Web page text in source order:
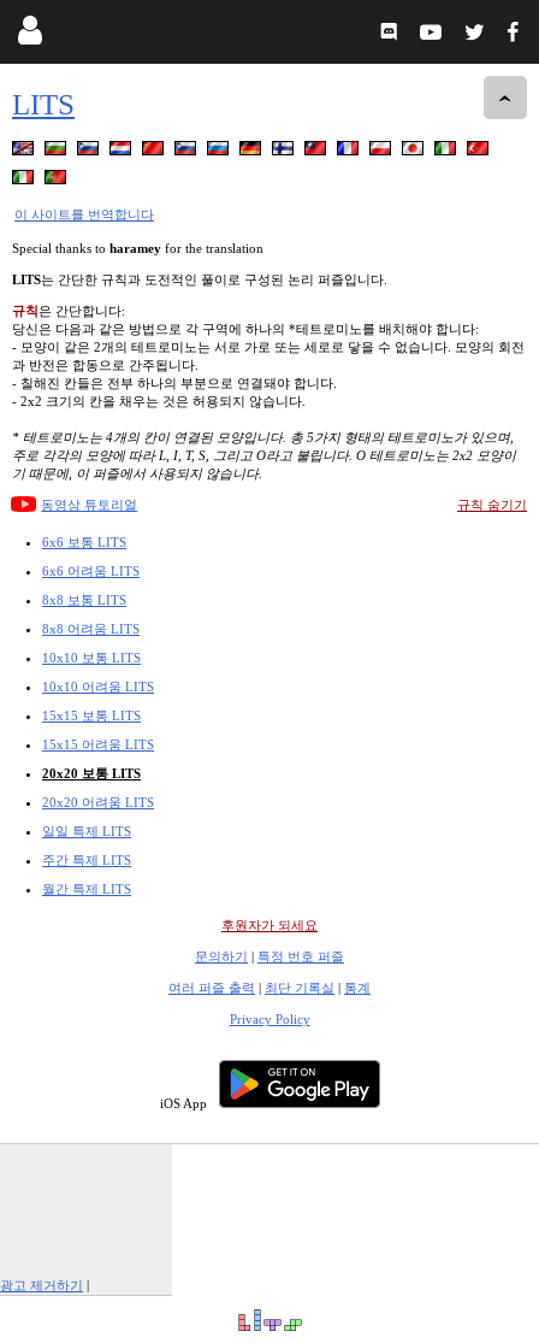
LITS
이 사이트를 번역합니다
Special thanks to haramey for the translation
LITS는 간단한 규칙과 도전적인 풀이로 구성된 논리 퍼즐입니다.
규칙은 간단합니다:
당신은 다음과 같은 방법으로 각 구역에 하나의 *테트로미노를 배치해야 합니다:
- 모양이 같은 2개의 테트로미노는 서로 가로 또는 세로로 닿을 수 없습니다. 모양의 회전
과 반전은 합동으로 간주됩니다.
- 칠해진 칸들은 전부 하나의 부분으로 연결돼야 합니다.
- 2x2 크기의 칸을 채우는 것은 허용되지 않습니다.
* 테트로미노는 4개의 칸이 연결된 모양입니다. 총 5가지 형태의 테트로미노가 있으며,
주로 각각의 모양에 따라 L, I, T, S, 그리고 O라고 불립니다. O 테트로미노는 2x2 모양이
기 때문에, 이 퍼즐에서 사용되지 않습니다.
동영상 튜토리얼 규칙 숨기기
6x6 보통 LITS
6x6 어려움 LITS
8x8 보통 LITS
8x8 어려움 LITS
10x10 보통 LITS
10x10 어려움 LITS
15x15 보통 LITS
15x15 어려움 LITS
20x20 보통 LITS
20x20 어려움 LITS
일일 특제 LITS
주간 특제 LITS
월간 특제 LITS
후원자가 되세요
문의하기 | 특정 번호 퍼즐
여러 퍼즐 출력 | 최단 기록실 | 통계
Privacy Policy
iOS App
광고 제거하기 |